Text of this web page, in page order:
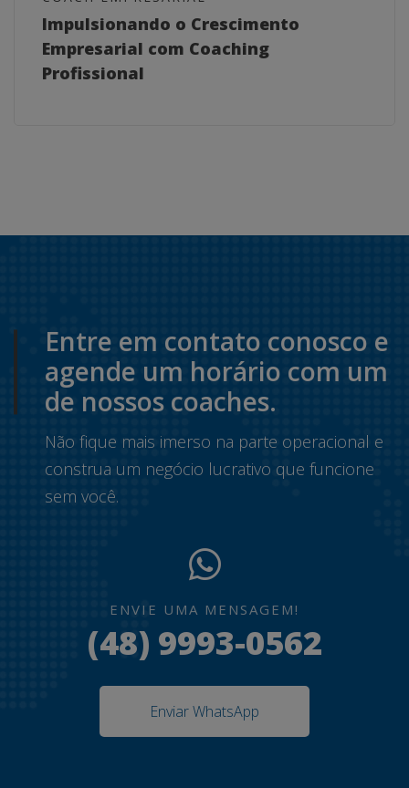
Impulsionando o Crescimento
Empresarial com Coaching
Profissional
Entre em contato conosco e
agende um horário com um
de nossos coaches.
Não fique mais imerso na parte operacional e
construa um negócio lucrativo que funcione
sem você.
ENVIE UMA MENSAGEM!
(48) 9993-0562
Enviar WhatsApp